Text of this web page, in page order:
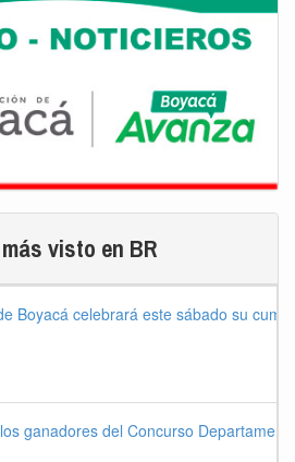
visto en BR
Boyacá celebrará este sábado su
ganadores del Concurso